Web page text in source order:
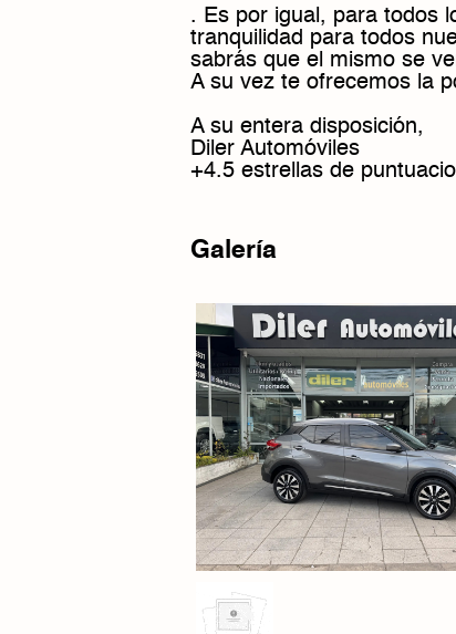
. Es por igual, para todos
tranquilidad para todos
sabrás que el mismo se
A su vez te ofrecemos la
A su entera disposición,
Diler Automóviles
+4.5 estrellas de
Galería